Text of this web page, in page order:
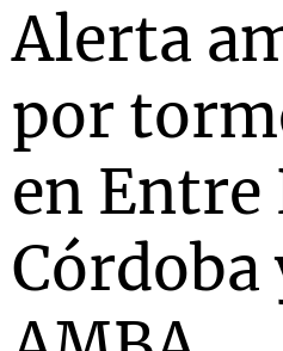
Alerta
por
en Entre
Córdoba